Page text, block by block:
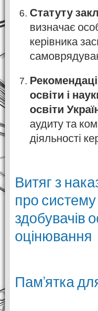
Статуту
визначає
керівника
освіти і
освіти
аудиту та
діяльності
Витяг з
про
здобувачів
оцінювання
Пам’ятка